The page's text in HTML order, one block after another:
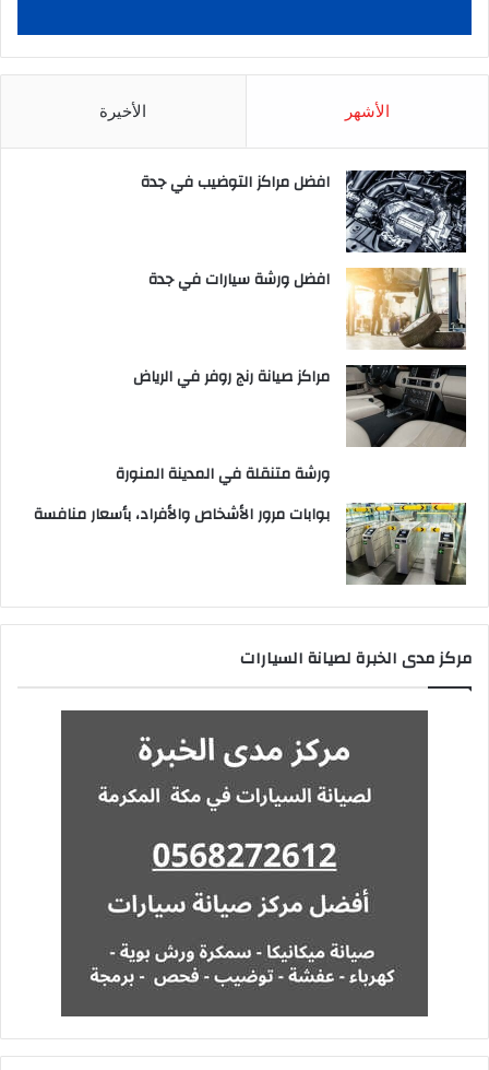
الأشهر الأخيرة
افضل مراكز التوضيب في جدة
افضل ورشة سيارات في جدة
مراكز صيانة رنج روفر في الرياض
ورشة متنقلة في المدينة المنورة
بوابات مرور الأشخاص والأفراد، بأسعار منافسة
مركز مدى الخبرة لصيانة السيارات